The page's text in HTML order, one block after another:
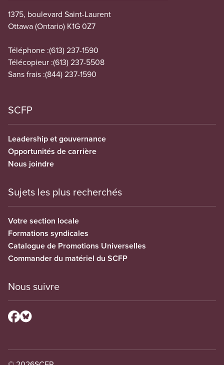
1375, boulevard Saint-Laurent
Ottawa (Ontario) K1G 0Z7
Téléphone :(613) 237-1590
Télécopieur :(613) 237-5508
Sans frais :(844) 237-1590
SCFP
Leadership et gouvernance
Opportunités de carrière
Nous joindre
Sujets les plus recherchés
Votre section locale
Formations syndicales
Catalogue de Promotions Universelles
Commander du matériel du SCFP
Nous suivre